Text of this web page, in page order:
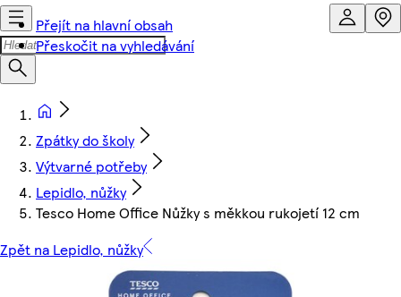
Přejít na hlavní obsah
Přeskočit na vyhledávání
Zpátky do školy
Výtvarné potřeby
Lepidlo, nůžky
Tesco Home Office Nůžky s měkkou rukojetí 12 cm
Zpět na Lepidlo, nůžky